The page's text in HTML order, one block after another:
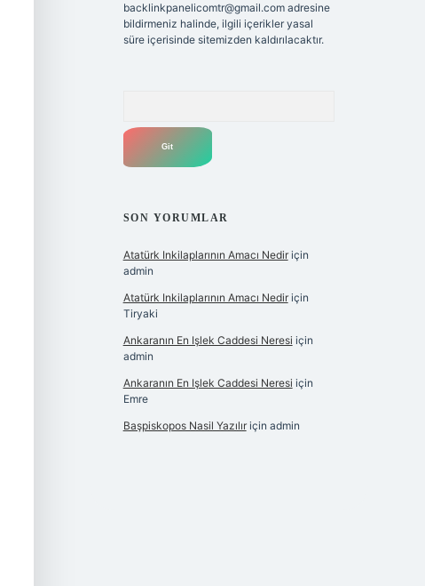
backlinkpanelicomtr@gmail.comadresine
bildirmeniz halinde, ilgili içerikler yasal
süre içerisinde sitemizden kaldırılacaktır.
SON YORUMLAR
Atatürk Inkilaplarının Amacı Nediriçin
admin
Atatürk Inkilaplarının Amacı Nediriçin
Tiryaki
Ankaranın En Işlek Caddesi Neresi için
admin
Ankaranın En Işlek Caddesi Neresi için
Emre
Başpiskopos Nasil Yazılıriçin admin